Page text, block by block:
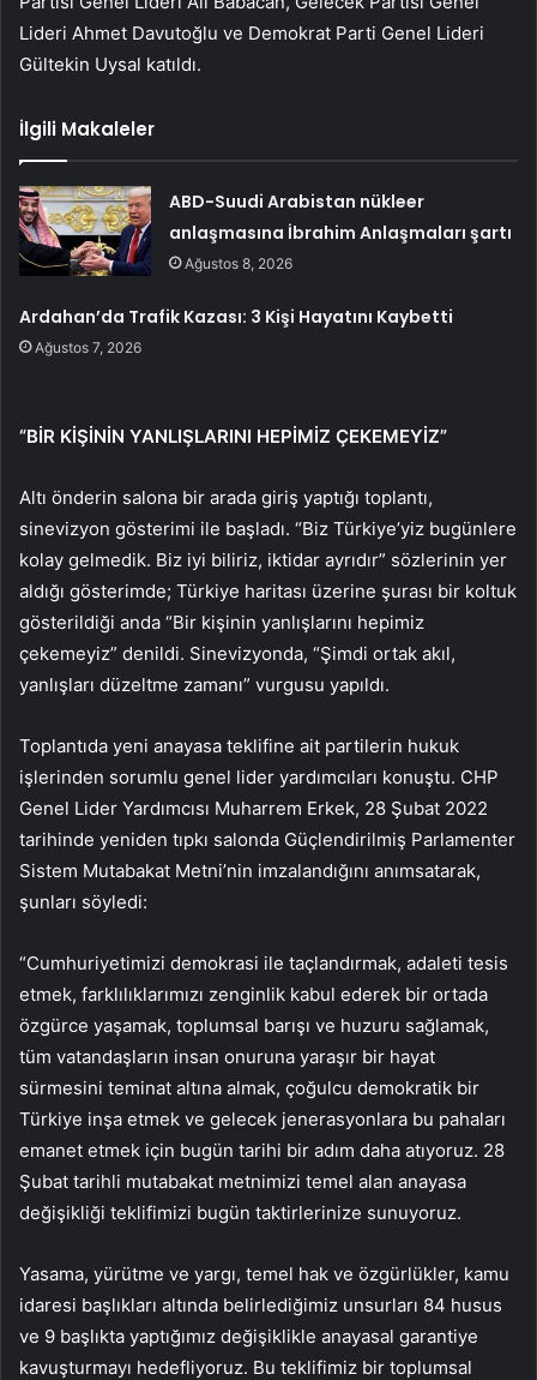
Lideri Ahmet Davutoğlu ve Demokrat Parti Genel Lideri
Gültekin Uysal katıldı.
İlgili Makaleler
ABD-Suudi Arabistan nükleer
anlaşmasına İbrahim Anlaşmaları şartı
Ağustos 8, 2026
Ardahan’da Trafik Kazası: 3 Kişi Hayatını Kaybetti
Ağustos 7, 2026
“BİR KİŞİNİN YANLIŞLARINI HEPİMİZ ÇEKEMEYİZ”
Altı önderin salona bir arada giriş yaptığı toplantı,
sinevizyon gösterimi ile başladı. “Biz Türkiye’yiz bugünlere
kolay gelmedik. Biz iyi biliriz, iktidar ayrıdır” sözlerinin yer
aldığı gösterimde; Türkiye haritası üzerine şurası bir koltuk
gösterildiği anda “Bir kişinin yanlışlarını hepimiz
çekemeyiz” denildi. Sinevizyonda, “Şimdi ortak akıl,
yanlışları düzeltme zamanı” vurgusu yapıldı.
Toplantıda yeni anayasa teklifine ait partilerin hukuk
işlerinden sorumlu genel lider yardımcıları konuştu. CHP
Genel Lider Yardımcısı Muharrem Erkek, 28 Şubat 2022
tarihinde yeniden tıpkı salonda Güçlendirilmiş Parlamenter
Sistem Mutabakat Metni’nin imzalandığını anımsatarak,
şunları söyledi:
“Cumhuriyetimizi demokrasi ile taçlandırmak, adaleti tesis
etmek, farklılıklarımızı zenginlik kabul ederek bir ortada
özgürce yaşamak, toplumsal barışı ve huzuru sağlamak,
tüm vatandaşların insan onuruna yaraşır bir hayat
sürmesini teminat altına almak, çoğulcu demokratik bir
Türkiye inşa etmek ve gelecek jenerasyonlara bu pahaları
emanet etmek için bugün tarihi bir adım daha atıyoruz. 28
Şubat tarihli mutabakat metnimizi temel alan anayasa
değişikliği teklifimizi bugün taktirlerinize sunuyoruz.
Yasama, yürütme ve yargı, temel hak ve özgürlükler, kamu
idaresi başlıkları altında belirlediğimiz unsurları 84 husus
ve 9 başlıkta yaptığımız değişiklikle anayasal garantiye
kavuşturmayı hedefliyoruz. Bu teklifimiz bir toplumsal